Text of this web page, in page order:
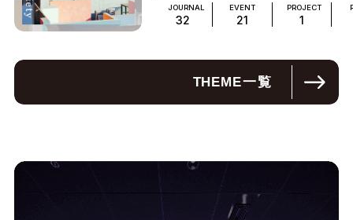
JOURNAL
32
EVENT
21
PROJECT
1
THEME一覧